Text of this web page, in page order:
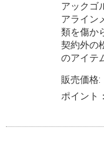
アックゴ
アライン
類を傷か
契約外の
のアイテ
販売価格:
ポイント：